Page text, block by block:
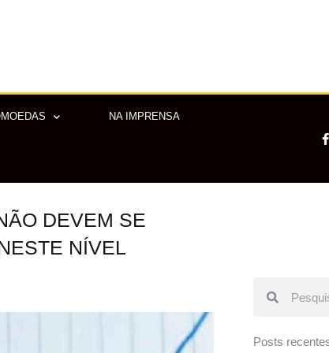
NA IMPRENSA
F
a
DEVEM SE
NÍVEL
Posts